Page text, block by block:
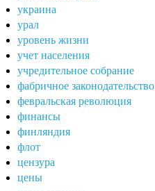
украина
урал
уровень жизни
учет населения
учредительное собрание
фабричное законодательство
февральская революция
финансы
финляндия
флот
цензура
цены